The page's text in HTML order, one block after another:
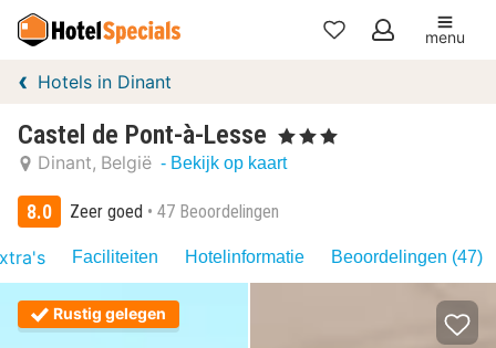
Mijn
menu
Hotels in Dinant
Castel de Pont-à-Lesse , 3 Sterren
Dinant België - Bekijk op kaart
8.0 Zeer goed 47 Beoordelingen
Faciliteiten Hotelinformatie Beoordelingen (47)
Rustig gelegen